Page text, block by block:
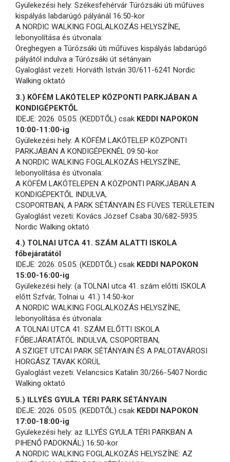
Gyülekezési hely: Székesfehérvár Túrózsáki úti műfüves
kispályás labdarúgó pályánál 16:50-kor
A NORDIC WALKING FOGLALKOZÁS HELYSZÍNE,
lebonyolítása és útvonala:
Öreghegyen a Túrózsáki úti műfüves kispályás labdarúgó
pályától indulva a Túrózsáki út sétányain
Gyaloglást vezeti: Horváth István 30/611-6241 Nordic
Walking oktató
3.) KÖFÉM LAKÓTELEP KÖZPONTI PARKJÁBAN A
KONDIGÉPEKTŐL
IDEJE: 2026. 05.05. (KEDDTŐL) csak KEDDI NAPOKON
10:00-11:00-ig
Gyülekezési hely: A KÖFÉM LAKÓTELEP KÖZPONTI
PARKJÁBAN A KONDIGÉPEKNÉL 09:50-kor
A NORDIC WALKING FOGLALKOZÁS HELYSZÍNE,
lebonyolítása és útvonala:
A KÖFÉM LAKÓTELEPEN A KÖZPONTI PARKJÁBAN A
KONDIGÉPEKTŐL INDULVA,
CSOPORTBAN, A PARK SÉTÁNYAIN ÉS FÜVES TERÜLETEIN
Gyaloglást vezeti: Kovács József Csaba 30/682-5935
Nordic Walking oktató
4.) TOLNAI UTCA 41. SZÁM ALATTI ISKOLA
főbejáratától
IDEJE: 2026. 05.05. (KEDDTŐL) csak KEDDI NAPOKON
15:00-16:00-ig
Gyülekezési hely: (a TOLNAI utca 41. szám előtti ISKOLA
előtt Szfvár, Tolnai u. 41.) 14:50-kor
A NORDIC WALKING FOGLALKOZÁS HELYSZÍNE,
lebonyolítása és útvonala:
A TOLNAI UTCA 41. SZÁM ELŐTTI ISKOLA
FŐBEJÁRATÁTÓL INDULVA, CSOPORTBAN,
A SZIGET UTCAI PARK SÉTÁNYAIN ÉS A PALOTAVÁROSI
HORGÁSZ TAVAK KÖRÜL
Gyaloglást vezeti: Velancsics Katalin 30/266-5407 Nordic
Walking oktató
5.) ILLYÉS GYULA TÉRI PARK SÉTÁNYAIN
IDEJE: 2026. 05.05. (KEDDTŐL) csak KEDDI NAPOKON
17:00-18:00-ig
Gyülekezési hely: az ILLYÉS GYULA TÉRI PARKBAN A
PIHENŐ PADOKNÁL) 16:50-kor
A NORDIC WALKING FOGLALKOZÁS HELYSZÍNE: AZ